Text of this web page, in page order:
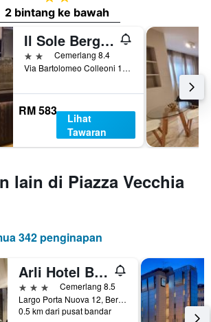
2 bintang ke bawah
Il Sole Bergamo
2 bintangCemerlang 8.4
Via Bartolomeo Colleoni 1, Bergamo, Bergamo, Itali
RM 583
Lihat
Tawaran
lain di Piazza Vecchia
342 penginapan
Arli Hotel Business and Wellness
3 bintangCemerlang 8.5
Largo Porta Nuova 12, Bergamo, Bergamo, Itali
0.5 km dari pusat bandar